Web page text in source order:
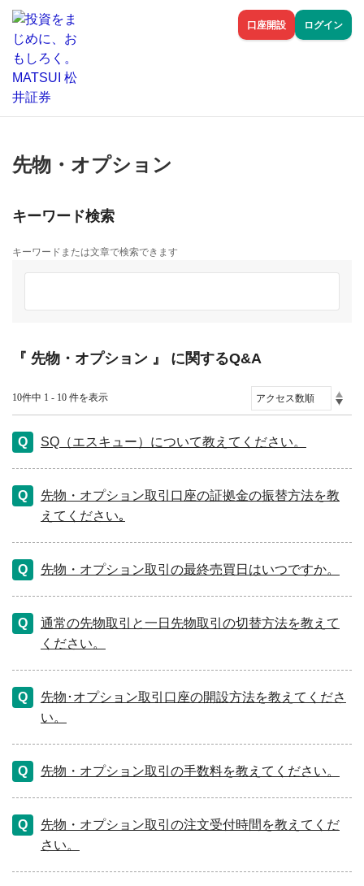
口座開設 ログイン
先物・オプション
キーワード検索
キーワードまたは文章で検索できます
『 先物・オプション 』 に関するQ&A
10件中 1 - 10 件を表示
SQ（エスキュー）について教えてください。
先物・オプション取引口座の証拠金の振替方法を教
えてください｡
先物・オプション取引の最終売買日はいつですか。
通常の先物取引と一日先物取引の切替方法を教えて
ください。
先物･オプション取引口座の開設方法を教えてくださ
い。
先物・オプション取引の手数料を教えてください。
先物・オプション取引の注文受付時間を教えてくだ
さい。